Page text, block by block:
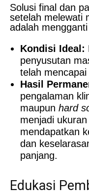
Solusi final dan
setelah melewati
adalah
Kondisi Ideal:
penyusutan
telah
Hasil
pengalaman
maupun hard
menjadi
mendapatkan
dan
panjang.
Edukasi